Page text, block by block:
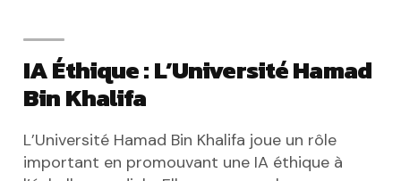
IA Éthique : L’Université Hamad
Bin Khalifa
L’Université Hamad Bin Khalifa joue un rôle
important en promouvant une IA éthique à